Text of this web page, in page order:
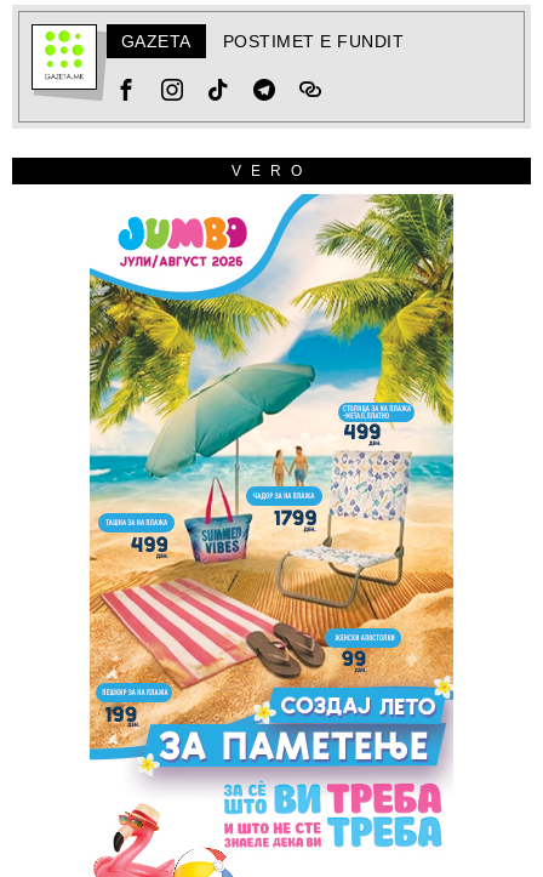
GAZETA POSTIMET E FUNDIT
VERO